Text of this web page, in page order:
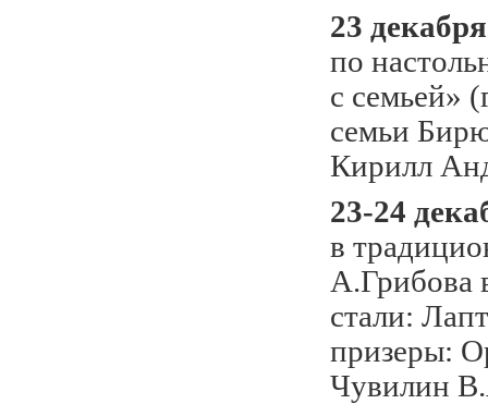
23 декабря
по
с семьей»
семьи
Кирилл
23-24
в
А.Грибова
стали:
призеры:
Чувилин